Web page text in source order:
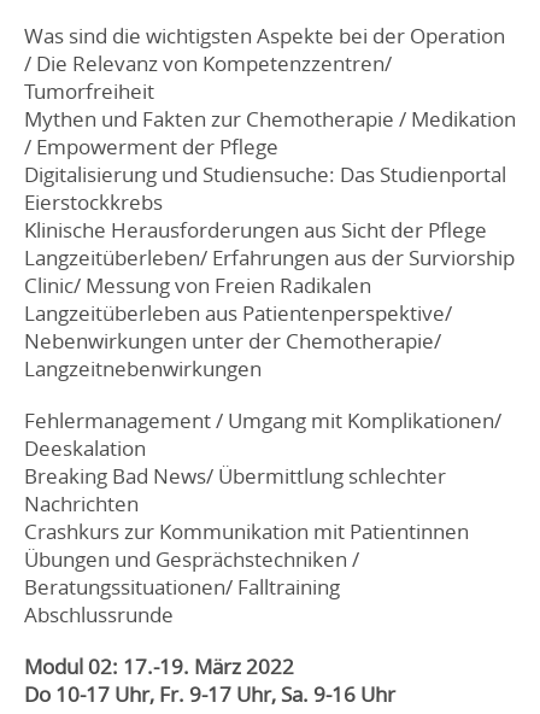
Was sind die wichtigsten Aspekte bei der Operation
/ Die Relevanz von Kompetenzzentren/
Tumorfreiheit
Mythen und Fakten zur Chemotherapie / Medikation
/ Empowerment der Pflege
Digitalisierung und Studiensuche: Das Studienportal
Eierstockkrebs
Klinische Herausforderungen aus Sicht der Pflege
Langzeitüberleben/ Erfahrungen aus der Surviorship
Clinic/ Messung von Freien Radikalen
Langzeitüberleben aus Patientenperspektive/
Nebenwirkungen unter der Chemotherapie/
Langzeitnebenwirkungen
Fehlermanagement / Umgang mit Komplikationen/
Deeskalation
Breaking Bad News/ Übermittlung schlechter
Nachrichten
Crashkurs zur Kommunikation mit Patientinnen
Übungen und Gesprächstechniken /
Beratungssituationen/ Falltraining
Abschlussrunde
Modul 02: 17.-19. März 2022
Do 10-17 Uhr, Fr. 9-17 Uhr, Sa. 9-16 Uhr